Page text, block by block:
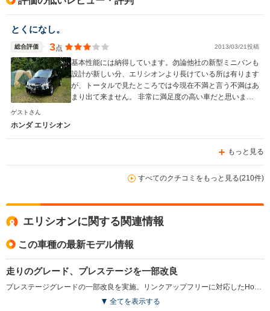
とくになし。
総合評価 3点 2013/03/21投稿
基本性能には納得しています。勿論他社の新型ミニバンも
設計が新しい分、エリシオンより長けている所は有ります
が、トータルで見たところでは今現在不満と言う不満はあ
まり出て来ません。 非常に満足度の高い車だと思いま
ゲストさん
ホンダ エリシオン
もっと見る
すべてのクチコミをもっと見る(210件)
エリシオンに関する関連情報
この車種の最新モデル情報
走りのグレード、プレステージを一部改良
プレステージグレードの一部改良を実施。リンクアップフリーに対応したHondaインターナビが標準装備された。モニターは、フルセグチューナーによるTV視聴も可能。また全席3点式ELRシートベルトとヘッドレストを採用。さらにボディカラーがすべて新色となった（2012.6）
全てを表示する